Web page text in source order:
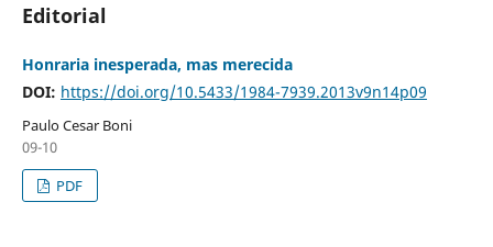
Editorial
Honraria inesperada, mas merecida
DOI: https://doi.org/10.5433/1984-7939.2013v9n14p09
Paulo Cesar Boni
09-10
PDF